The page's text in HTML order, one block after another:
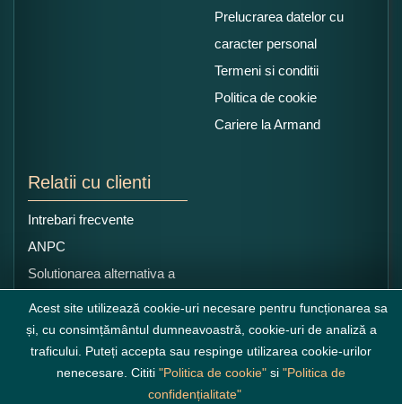
Prelucrarea datelor cu
caracter personal
Termeni si conditii
Politica de cookie
Cariere la Armand
Relatii cu clienti
Intrebari frecvente
ANPC
Solutionarea alternativa a
litigiilor
Acest site utilizează cookie-uri necesare pentru funcționarea sa
și, cu consimțământul dumneavoastră, cookie-uri de analiză a
traficului. Puteți accepta sau respinge utilizarea cookie-urilor
nenecesare. Cititi "Politica de cookie" si "Politica de
confidențialitate"